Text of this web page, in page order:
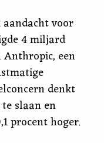
voor
4 miljard
een
denkt
slaan en
procent hoger.